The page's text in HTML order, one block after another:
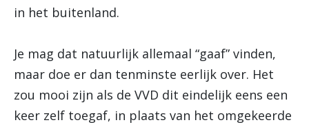
in het buitenland.
Je mag dat natuurlijk allemaal “gaaf” vinden,
maar doe er dan tenminste eerlijk over. Het
zou mooi zijn als de VVD dit eindelijk eens een
keer zelf toegaf, in plaats van het omgekeerde